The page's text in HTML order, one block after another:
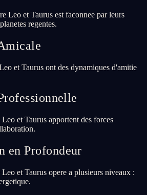
Leo et Taurus est faconnee par leurs
regentes.
et Taurus ont des dynamiques d'amitie
et Taurus apportent des forces
en Profondeur
et Taurus opere a plusieurs niveaux :